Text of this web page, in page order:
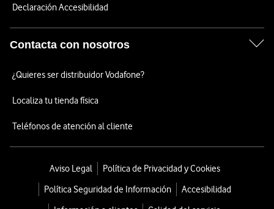
Declaración Accesibilidad
Contacta con nosotros
¿Quieres ser distribuidor Vodafone?
Localiza tu tienda física
Teléfonos de atención al cliente
Aviso Legal
Política de Privacidad y Cookies
Política Seguridad de Información
Accesibilidad